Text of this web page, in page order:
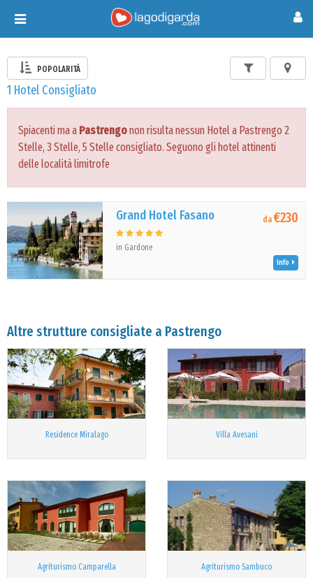
Toggle
navigation
POPOLARITÀ
1 Hotel Consigliato
Spiacenti ma a Pastrengonon risulta nessun Hotel a Pastrengo 2
Stelle, 3 Stelle, 5 Stelle consigliato. Seguono gli hotel attinenti
delle località limitrofe
Grand Hotel Fasano
in Gardone
da€230
Info
Altre strutture consigliate a Pastrengo
Residence Miralago Villa Avesani
Agriturismo Camparella Agriturismo Sambuco